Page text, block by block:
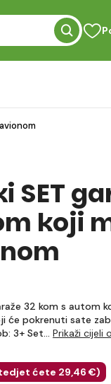
SET
koji
32 kom s autom
će pokrenuti sate
3+ Set… Prikaži cijeli
ćete 29,46 €)